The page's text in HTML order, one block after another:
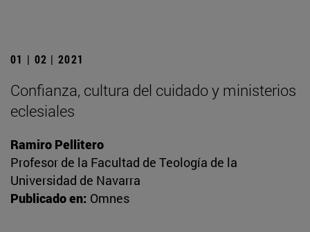
01 | 02 | 2021
Confianza, cultura del cuidado y ministerios
eclesiales
Ramiro Pellitero
Profesor de la Facultad de Teología de la
Universidad de Navarra
Publicado en: Omnes